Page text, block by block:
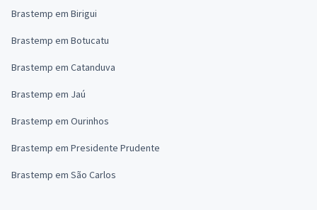
Brastemp em Birigui
Brastemp em Botucatu
Brastemp em Catanduva
Brastemp em Jaú
Brastemp em Ourinhos
Brastemp em Presidente Prudente
Brastemp em São Carlos